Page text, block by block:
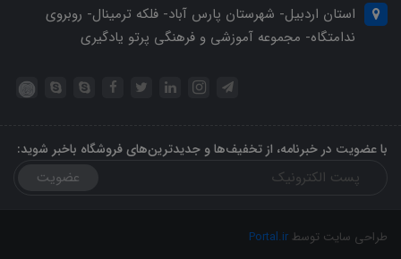
استان اردبیل- شهرستان پارس آباد- فلکه ترمینال- روبروی
ندامتگاه- مجموعه آموزشی و فرهنگی پرتو یادگیری
با عضویت در خبرنامه، از تخفیف‌ها و جدیدترین‌های فروشگاه باخبر شوید:
عضویت
طراحی سایت توسط Portal.ir